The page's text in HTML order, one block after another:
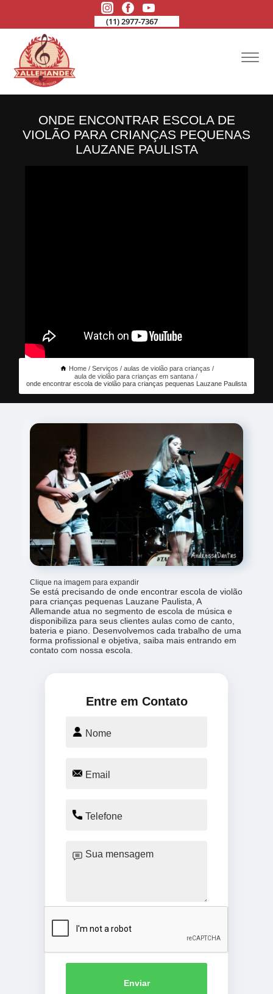
(11) 2977-7367
ONDE ENCONTRAR ESCOLA DE
VIOLÃO PARA CRIANÇAS PEQUENAS
LAUZANE PAULISTA
Home Serviços
aulas de violão para crianças
aula de violão para crianças em santana
onde encontrar escola de violão para crianças pequenas Lauzane Paulista
Clique na imagem para expandir
Se está precisando de onde encontrar escola de violão
para crianças pequenas Lauzane Paulista, A
Allemande atua no segmento de escola de música e
disponibiliza para seus clientes aulas como de canto,
bateria e piano. Desenvolvemos cada trabalho de uma
forma profissional e objetiva, saiba mais entrando em
contato com nossa escola.
Entre em Contato
Enviar